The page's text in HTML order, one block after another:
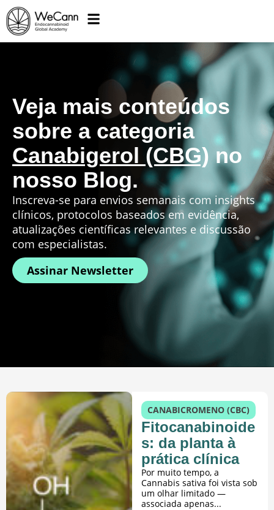
Veja mais conteúdos
sobre a categoria
Canabigerol (CBG) no
nosso Blog.
Inscreva-se para envios semanais com insights
clínicos, protocolos baseados em evidência,
atualizações científicas relevantes e discussão
com especialistas.
Assinar Newsletter
CANABICROMENO (CBC)
Fitocanabinoide
s: da planta à
prática clínica
Por muito tempo, a
Cannabis sativa foi vista sob
um olhar limitado —
associada apenas...